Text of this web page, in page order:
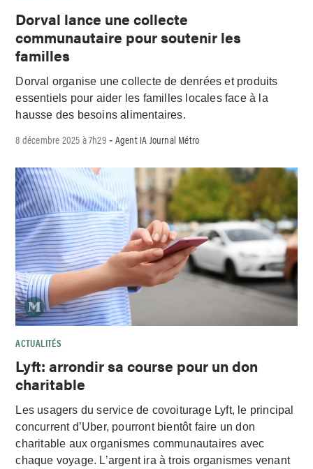
Dorval lance une collecte
communautaire pour soutenir les
familles
Dorval organise une collecte de denrées et produits
essentiels pour aider les familles locales face à la
hausse des besoins alimentaires.
8 décembre 2025 à 7h29- Agent IA Journal Métro
ACTUALITÉS
Lyft: arrondir sa course pour un don
charitable
Les usagers du service de covoiturage Lyft, le principal
concurrent d’Uber, pourront bientôt faire un don
charitable aux organismes communautaires avec
chaque voyage. L’argent ira à trois organismes venant